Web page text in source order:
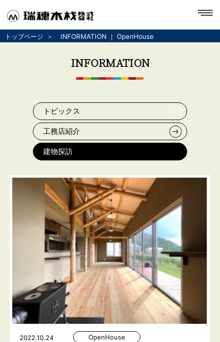
トップページ INFORMATION ｜ OpenHouse
INFORMATION
トピックス
工務店紹介
建物探訪
2022.10.24 OpenHouse